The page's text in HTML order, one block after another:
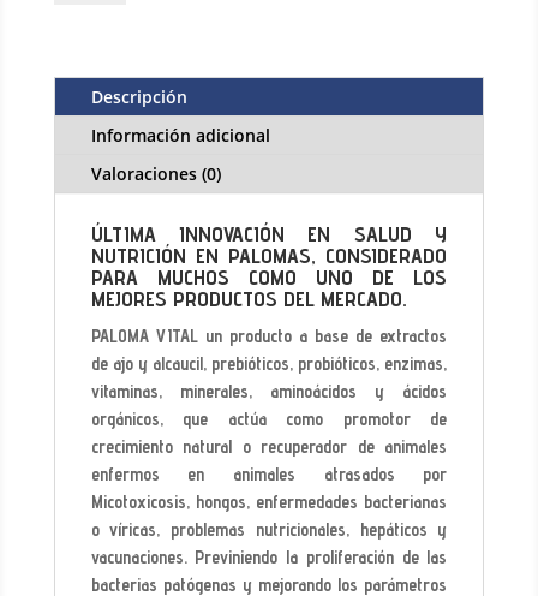
completo
mercado.
cantidad
Descripción
Información adicional
Valoraciones (0)
ÚLTIMA INNOVACIÓN EN SALUD Y
NUTRICIÓN EN PALOMAS, CONSIDERADO
PARA MUCHOS COMO UNO DE LOS
MEJORES PRODUCTOS DEL MERCADO.
PALOMA VITAL un producto a base de extractos
de ajo y alcaucil, prebióticos, probióticos, enzimas,
vitaminas, minerales, aminoácidos y ácidos
orgánicos, que actúa como promotor de
crecimiento natural o recuperador de animales
enfermos en animales atrasados por
Micotoxicosis, hongos, enfermedades bacterianas
o víricas, problemas nutricionales, hepáticos y
vacunaciones. Previniendo la proliferación de las
bacterias patógenas y mejorando los parámetros